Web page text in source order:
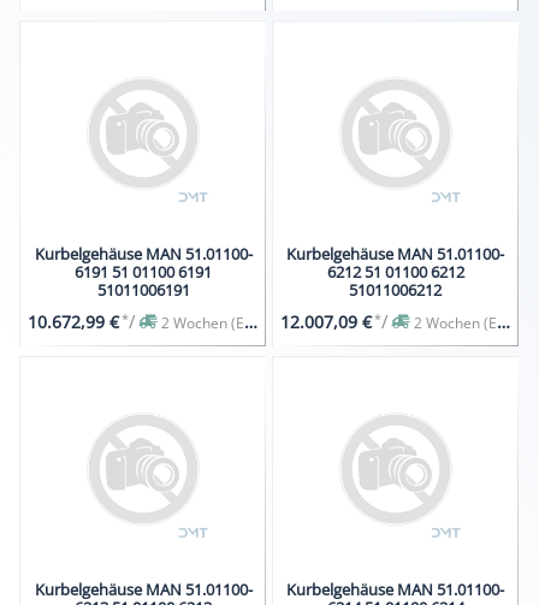
Kurbelgehäuse MAN 51.01100-
6191 51 01100 6191
51011006191
10.672,99 €*/ 2 Wochen (Expresslieferung auf Anfrage)
Kurbelgehäuse MAN 51.01100-
6212 51 01100 6212
51011006212
12.007,09 €*/ 2 Wochen (Expresslieferung auf Anfrage)
Kurbelgehäuse MAN 51.01100-
Kurbelgehäuse MAN 51.01100-